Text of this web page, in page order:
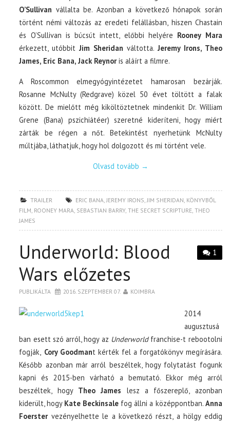
O’Sullivan vállalta be. Azonban a következő hónapok során
történt némi változás az eredeti felállásban, hiszen Chastain
és O’Sullivan is búcsút intett, előbbi helyére Rooney Mara
érkezett, utóbbitJim Sheridan váltotta. Jeremy Irons, Theo
James, Eric Bana, Jack Reynoris aláírt a filmre.
A Roscommon elmegyógyintézetet hamarosan bezárják.
Rosanne McNulty (Redgrave) közel 50 évet töltött a falak
között. De mielőtt még kiköltöztetnek mindenkit Dr. William
Grene (Bana) pszichiátéer) szeretné kideríteni, hogy miért
zárták be régen a nőt. Betekintést nyerhetünk McNulty
múltjába, láthatjuk, hogy hol dolgozott és mi történt vele.
Olvasd tovább →
TRAILER ERIC BANA,JEREMY IRONS,JIM SHERIDAN, KÖNYVBŐL
FILM, ROONEY MARA, SEBASTIAN BARRY,THE SECRET SCRIPTURE,THEO
JAMES
1
Underworld: Blood
Wars előzetes
PUBLIKÁLTA 2016. SZEPTEMBER 07. KOIMBRA
2014
augusztusá
ban esett szó arról, hogy az Underworldfranchise-t rebootolni
fogják, Cory Goodmant kérték fel a forgatókönyv megírására.
Később azonban már arról beszéltek, hogy folytatást fogunk
kapni és 2015-ben várható a bemutató. Ekkor még arról
beszéltek, hogyTheo James lesz a főszereplő, azonban
kiderült, hogy Kate Beckinsale fog állni a középpontban. Anna
Foerstervezényelhette le a következő részt, a hölgy eddig